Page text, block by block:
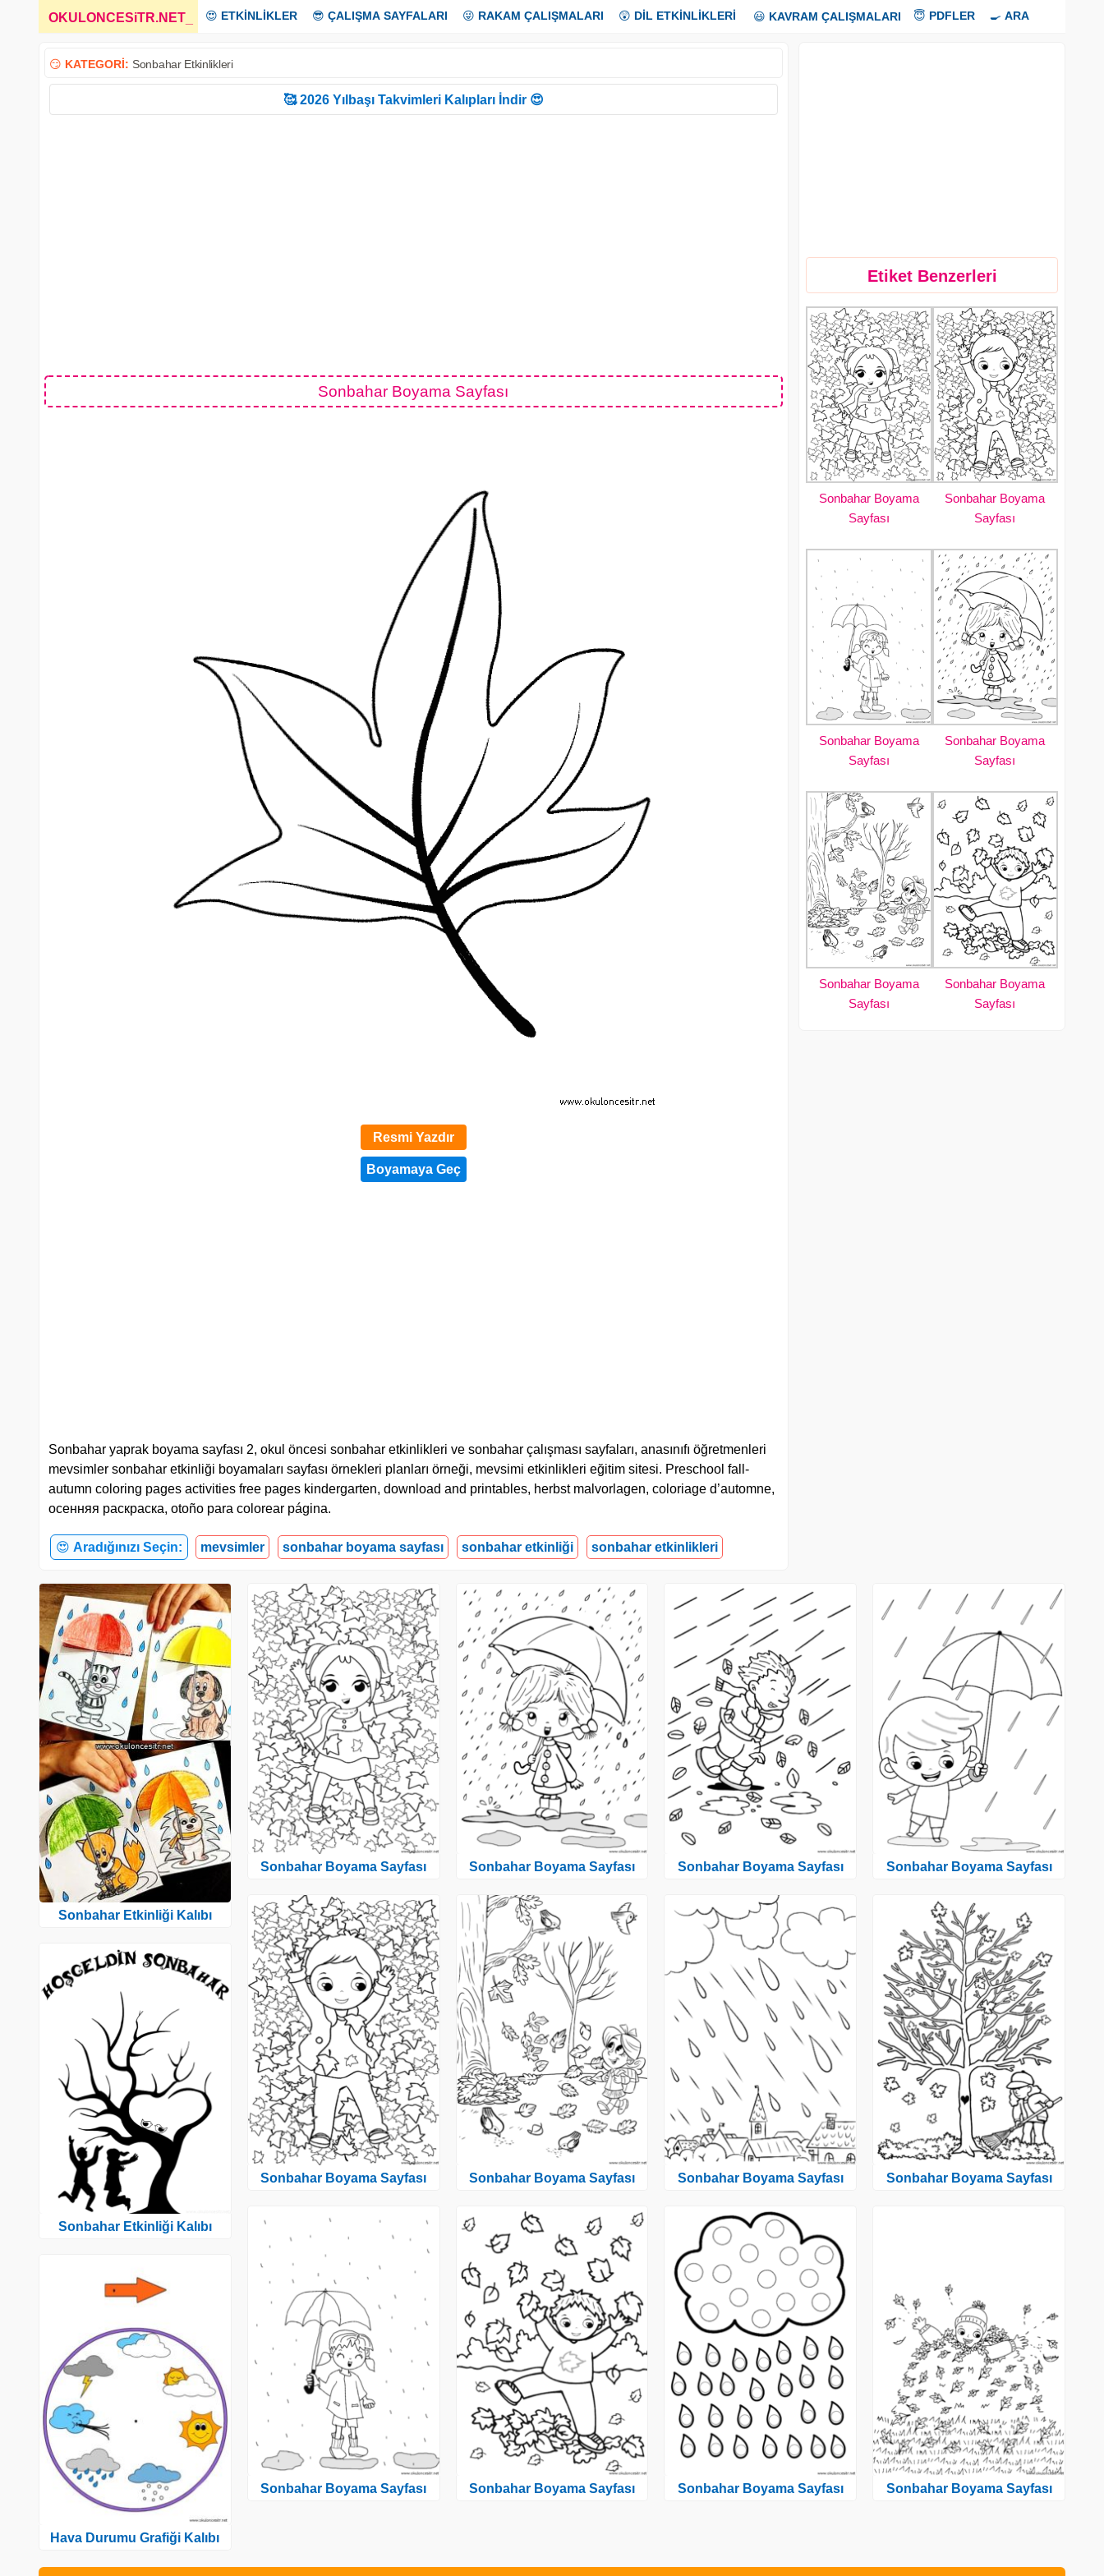
OKULONCESiTR.NET 😍 ETKİNLİKLER 😎 ÇALIŞMA SAYFALARI 😜 RAKAM ÇALIŞMALARI 😲 DİL ETKİNLİKLERİ 😃 KAVRAM ÇALIŞMALARI 😇 PDFLER 🍳 ARA
😏 KATEGORİ: Sonbahar Etkinlikleri
🥰 2026 Yılbaşı Takvimleri Kalıpları İndir 😍
Sonbahar Boyama Sayfası
Resmi Yazdır
Sonbahar yaprak boyama sayfası 2, okul öncesi sonbahar etkinlikleri ve sonbahar çalışması sayfaları, anasınıfı öğretmenleri
mevsimler sonbahar etkinliği boyamaları sayfası örnekleri planları örneği, mevsimi etkinlikleri eğitim sitesi. Preschool fall-
autumn coloring pages activities free pages kindergarten, download and printables, herbst malvorlagen, coloriage d’automne,
осенняя раскраска, otoño para colorear página.
😍 Aradığınızı Seçin: mevsimler sonbahar boyama sayfası sonbahar etkinliği sonbahar etkinlikleri
Etiket Benzerleri
Sonbahar Boyama
Sayfası
Sonbahar Boyama
Sayfası
Sonbahar Boyama
Sayfası
Sonbahar Boyama
Sayfası
Sonbahar Boyama
Sayfası
Sonbahar Boyama
Sayfası
Sonbahar Etkinliği Kalıbı
Sonbahar Etkinliği Kalıbı
Hava Durumu Grafiği Kalıbı
Sonbahar Boyama Sayfası
Sonbahar Boyama Sayfası
Sonbahar Boyama Sayfası
Sonbahar Boyama Sayfası
Sonbahar Boyama Sayfası
Sonbahar Boyama Sayfası
Sonbahar Boyama Sayfası
Sonbahar Boyama Sayfası
Sonbahar Boyama Sayfası
Sonbahar Boyama Sayfası
Sonbahar Boyama Sayfası
Sonbahar Boyama Sayfası